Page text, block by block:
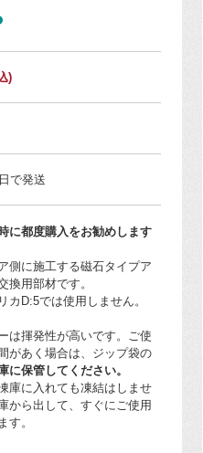
)
で発送
に都度購入をお勧めします
側に施工する磁石タイプア
換用部材です。
カD:5では使用しません。
は揮発性が高いです。ご使
があく場合は、ジップ袋の
に保管してください。
庫に入れても凍結はしませ
から出して、すぐにご使用
す。